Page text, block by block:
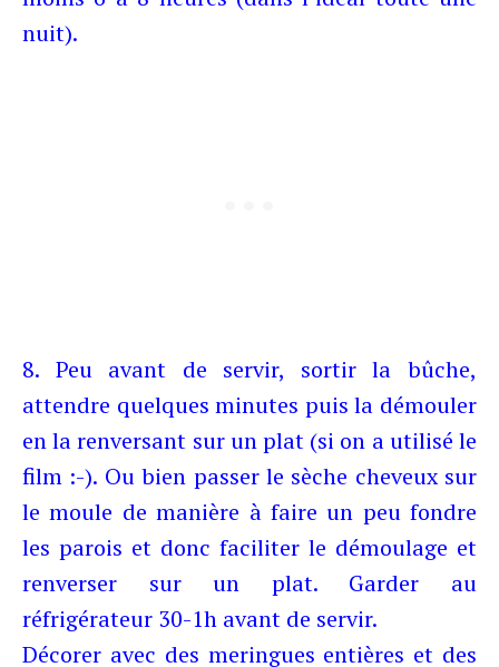
nuit).
8. Peu avant de servir, sortir la bûche,
attendre quelques minutes puis la démouler
en la renversant sur un plat (si on a utilisé le
film :-). Ou bien passer le sèche cheveux sur
le moule de manière à faire un peu fondre
les parois et donc faciliter le démoulage et
renverser sur un plat. Garder au
réfrigérateur 30-1h avant de servir.
Décorer avec des meringues entières et des